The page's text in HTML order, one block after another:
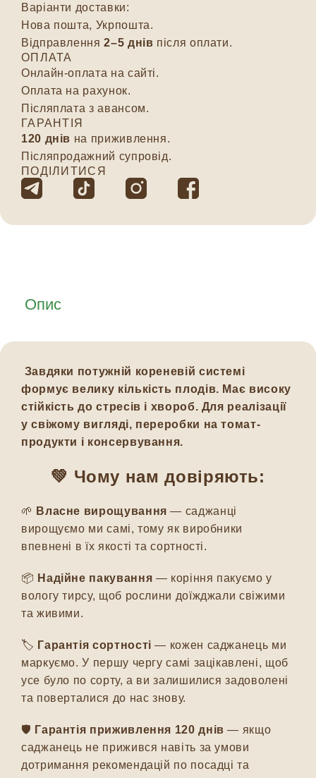
Варіанти доставки:
Нова пошта, Укрпошта.
Відправлення2–5 днів після оплати.
ОПЛАТА
Онлайн-оплата на сайті.
Оплата на рахунок.
Післяплата з авансом.
ГАРАНТІЯ
120 днів на приживлення.
Післяпродажний супровід.
ПОДІЛИТИСЯ
Опис
Завдяки потужній кореневій системі
формує велику кількість плодів. Має високу
стійкість до стресів і хвороб. Для реалізації
у свіжому вигляді, переробки на томат-
продукти і консервування.
💚 Чому нам довіряють:
🌱 Власне вирощування — саджанці
вирощуємо ми самі, тому як виробники
впевнені в їх якості та сортності.
📦 Надійне пакування — коріння пакуємо у
вологу тирсу, щоб рослини доїжджали свіжими
та живими.
🏷️ Гарантія сортності — кожен саджанець ми
маркуємо. У першу чергу самі зацікавлені, щоб
усе було по сорту, а ви залишилися задоволені
та поверталися до нас знову.
🛡️ Гарантія приживлення 120 днів — якщо
саджанець не прижився навіть за умови
дотримання рекомендацій по посадці та